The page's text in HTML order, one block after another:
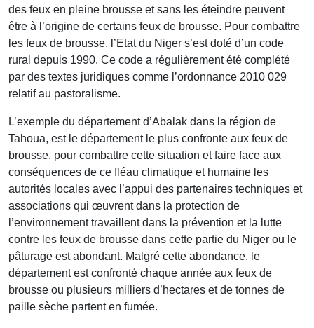
des feux en pleine brousse et sans les éteindre peuvent
être à l’origine de certains feux de brousse. Pour combattre
les feux de brousse, l’Etat du Niger s’est doté d’un code
rural depuis 1990. Ce code a régulièrement été complété
par des textes juridiques comme l’ordonnance 2010 029
relatif au pastoralisme.
L’exemple du département d’Abalak dans la région de
Tahoua, est le département le plus confronte aux feux de
brousse, pour combattre cette situation et faire face aux
conséquences de ce fléau climatique et humaine les
autorités locales avec l’appui des partenaires techniques et
associations qui œuvrent dans la protection de
l’environnement travaillent dans la prévention et la lutte
contre les feux de brousse dans cette partie du Niger ou le
pâturage est abondant. Malgré cette abondance, le
département est confronté chaque année aux feux de
brousse ou plusieurs milliers d’hectares et de tonnes de
paille sèche partent en fumée.